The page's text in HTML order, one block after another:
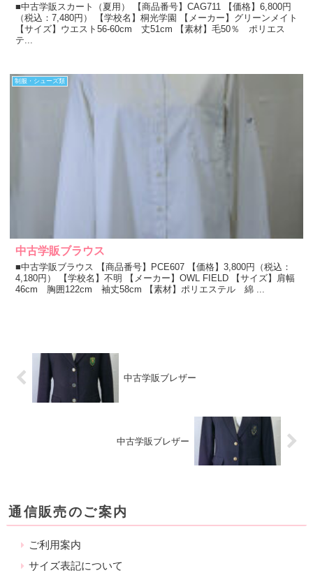
■中古学販スカート（夏用） 【商品番号】CAG711 【価格】6,800円
（税込：7,480円） 【学校名】桐光学園 【メーカー】グリーンメイト
【サイズ】ウエスト56-60cm 丈51cm 【素材】毛50％ ポリエス
テ...
制服・シューズ類
中古学販ブラウス
■中古学販ブラウス 【商品番号】PCE607 【価格】3,800円（税込：
4,180円） 【学校名】不明 【メーカー】OWL FIELD 【サイズ】肩幅
46cm 胸囲122cm 袖丈58cm 【素材】ポリエステル 綿 ...
中古学販ブレザー
中古学販ブレザー
通信販売のご案内
ご利用案内
サイズ表記について